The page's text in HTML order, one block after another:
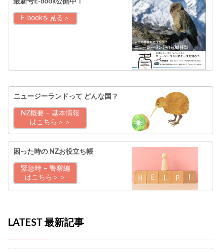
最新号E-book公開中！
E-bookを見る＞
ニュージーランドって どんな国？
NZ概要 – 基本情報
はこちら＞＞
困った時の NZお役立ち帳
緊急時 – 警察編
はこちら＞＞
LATEST 最新記事